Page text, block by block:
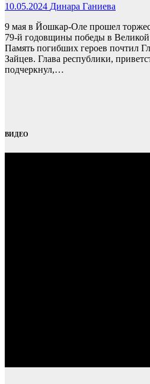
10.05.2024 Динара Ганиева
9 мая в Йошкар-Оле прошел
79-й годовщины победы в
Память погибших героев почтил
Зайцев. Глава республики,
подчеркнул,…
ВИДЕО